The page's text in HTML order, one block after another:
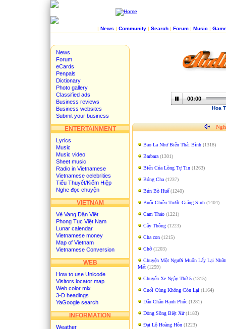
| News | Community | Search | Forum | Music |
News
Forum
eCards
Penpals
Dictionary
Photo gallery
Classified ads
Business reviews
Business websites
Submit your business
ENTERTAINMENT
Lyrics
Music
Music video
Sheet music
Radio in Vietnamese
Vietnamese celebrities
Tiểu Thuyết/Kiếm Hiệp
Nghe đọc chuyện
VIETNAM
Vẻ Vang Dân Việt
Phong Tục Việt Nam
Lunar calendar
Vietnamese money
Map of Vietnam
Vietnamese Conversion
WEB
How to use Unicode
Visitors locator map
Web color mix
3-D headings
YaGoogle search
INFORMATION
Weather
00:00
Hoa
Bao La Như Biển Thái Bình (1318)
Barbara (1301)
Biển Của Lòng Tự Tin (1263)
Bóng Cha (1237)
Bún Bò Huế (1240)
Buổi Chiều Trước Giáng Sinh (1404)
Cam Thảo (1221)
Cây Thông (1223)
Cha con (1215)
Chờ (1203)
Chuyện Một Người Muốn Lấy Lại
Mất (1259)
Chuyến Xe Ngày Thứ 5 (1315)
Cuối Cùng Không Còn Lại (1164)
Dấu Chân Hạnh Phúc (1281)
Dòng Sông Biệt Xứ (1183)
Đại Lộ Hoàng Hôn (1223)